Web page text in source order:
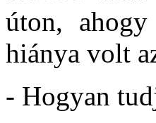
úton,
hiánya volt
- Hogyan